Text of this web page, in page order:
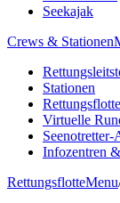
Seekajak
Crews & Stationen
Stationen
Rettungsflotte
Virtuelle
Seenotretter-
Infozentren
RettungsflotteMenu